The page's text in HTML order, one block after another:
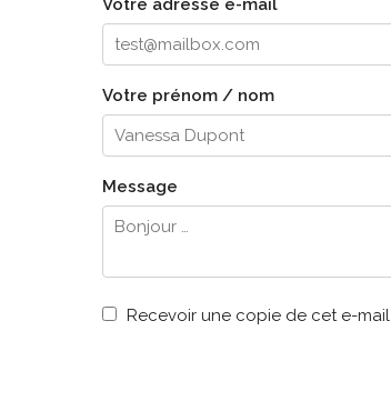
Votre adresse e-mail
Votre prénom / nom
Message
Recevoir une copie de cet e-mail